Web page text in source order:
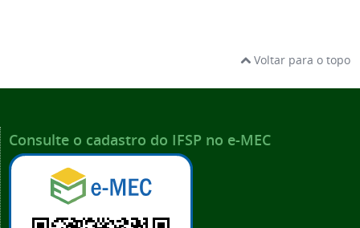
Voltar para o topo
Consulte o cadastro do IFSP no e-MEC